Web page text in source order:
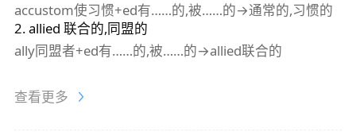
accustom使习惯+ed有……的,被……的→通常的,习惯的
2.allied 联合的,同盟的
ally同盟者+ed有……的,被……的→allied联合的
查看更多